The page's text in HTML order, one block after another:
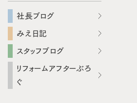
社長ブログ
みえ日記
スタッフブログ
リフォームアフターぶろ
ぐ